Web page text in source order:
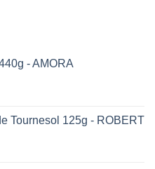
- AMORA
Tournesol 125g - ROBERT